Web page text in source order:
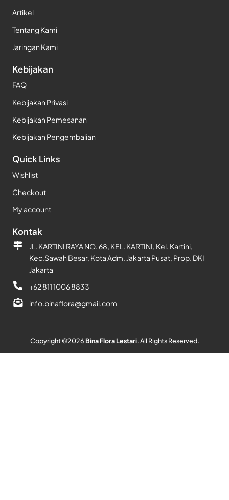
Artikel
Tentang Kami
Jaringan Kami
Kebijakan
FAQ
Kebijakan Privasi
Kebijakan Pemesanan
Kebijakan Pengembalian
Quick Links
Wishlist
Checkout
My account
Kontak
JL. KARTINI RAYA NO. 68, KEL. KARTINI, Kel. Kartini,
Kec.Sawah Besar, Kota Adm. Jakarta Pusat, Prop. DKI
Jakarta
+62 811 1006 8833
info.binaflora@gmail.com
Copyright ©2026 Bina Flora Lestari. All Rights Reserved.